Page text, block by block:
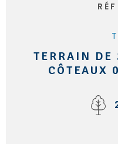
TERRAIN DE
CÔTEAUX